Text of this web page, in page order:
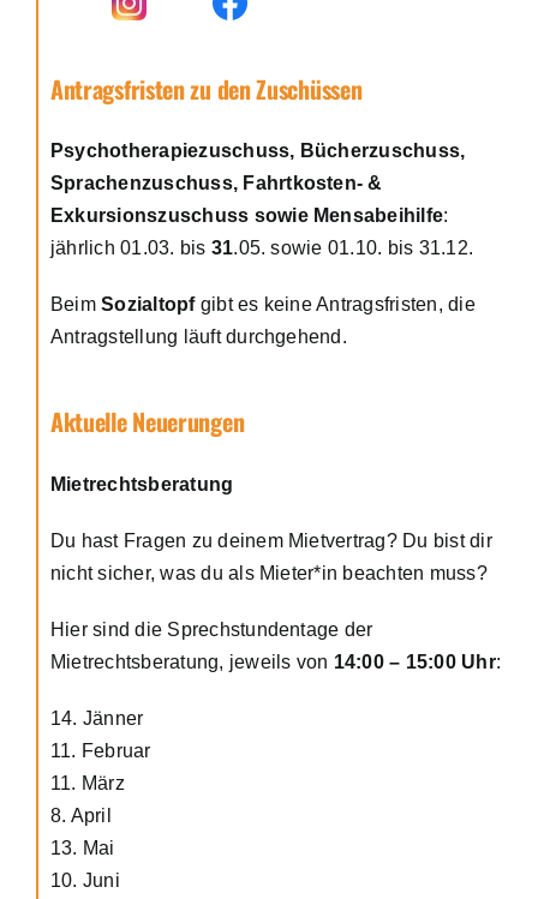
Antragsfristen zu den Zuschüssen
Psychotherapiezuschuss, Bücherzuschuss,
Sprachenzuschuss, Fahrtkosten- &
Exkursionszuschuss sowie Mensabeihilfe:
jährlich 01.03. bis 31.05. sowie 01.10. bis 31.12.
BeimSozialtopfgibt es keine Antragsfristen, die
Antragstellung läuft durchgehend.
Aktuelle Neuerungen
Mietrechtsberatung
Du hast Fragen zu deinem Mietvertrag? Du bist dir
nicht sicher, was du als Mieter*in beachten muss?
Hier sind die Sprechstundentage der
Mietrechtsberatung, jeweils von 14:00 – 15:00 Uhr:
14. Jänner
11. Februar
11. März
8. April
13. Mai
10. Juni